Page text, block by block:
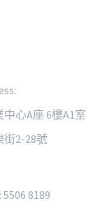
心A座 6樓A1室
街2-28號
5506 8189